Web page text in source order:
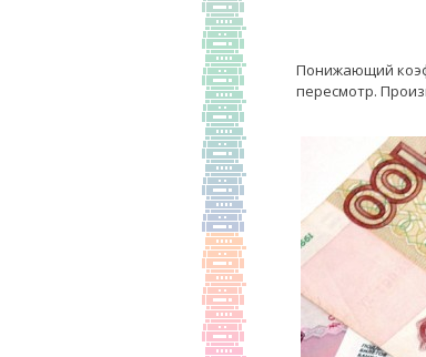
Понижающий
пересмотр.